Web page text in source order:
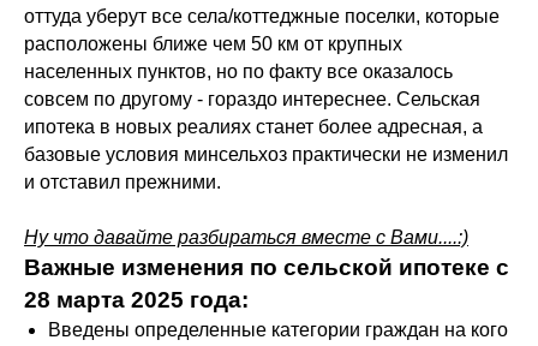
оттуда уберут все села/коттеджные поселки, которые
расположены ближе чем 50 км от крупных
населенных пунктов, но по факту все оказалось
совсем по другому - гораздо интереснее. Сельская
ипотека в новых реалиях станет более адресная, а
базовые условия минсельхоз практически не изменил
и отставил прежними.
Ну что давайте разбираться вместе с Вами....:)
Важные изменения по сельской ипотеке с
28 марта 2025 года:
Введены определенные категории граждан на кого